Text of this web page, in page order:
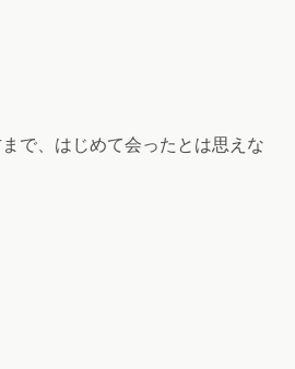
で、はじめて会ったとは思えな